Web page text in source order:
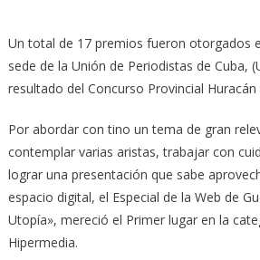
Un total de 17 premios fueron otorgados
sede de la Unión de Periodistas de Cuba,
resultado del Concurso Provincial Huracán
Por abordar con tino un tema de gran
contemplar varias aristas, trabajar con
lograr una presentación que sabe
espacio digital, el Especial de la Web de
Utopía», mereció el Primer lugar en la
Hipermedia.